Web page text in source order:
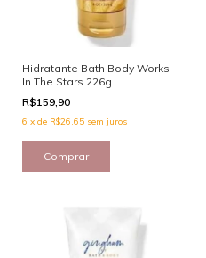
Hidratante Bath Body Works-
In The Stars 226g
R$159,90
6 x de R$26,65 sem juros